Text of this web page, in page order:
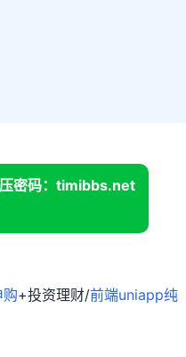
密码：timibbs.net
购+投资理财/前端uniapp纯